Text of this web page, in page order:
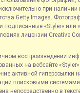
при наличии
Getty Images.
подписанные «Styler» или
лицензии Creative
воспроизведении
на вебсайте
активной гиперссылки
поисковыми
непосредственно в